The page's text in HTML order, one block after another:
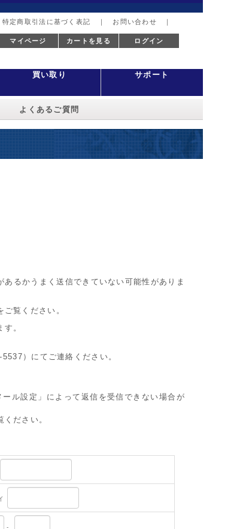
特定商取引法に基づく表記 ｜ お問い合わせ ｜
ログイン
カートを見る
マイページ
買い取り サポート
よくあるご質問
るかうまく送信できていない可能性がありま
ご覧ください。
。
）にてご連絡ください。
ル設定」によって返信を受信できない場合が
ください。
-